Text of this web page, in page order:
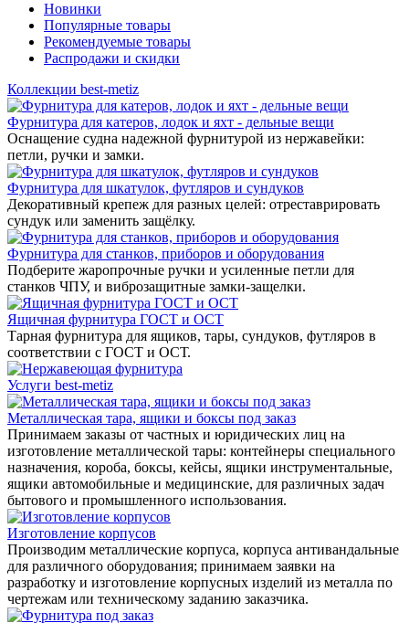
Новинки
Популярные товары
Рекомендуемые товары
Распродажи и скидки
Коллекции best-metiz
Фурнитура для катеров, лодок и яхт - дельные вещи
Оснащение судна надежной фурнитурой из нержавейки:
петли, ручки и замки.
Фурнитура для шкатулок, футляров и сундуков
Декоративный крепеж для разных целей: отреставрировать
сундук или заменить защёлку.
Фурнитура для станков, приборов и оборудования
Подберите жаропрочные ручки и усиленные петли для
станков ЧПУ, и виброзащитные замки-защелки.
Ящичная фурнитура ГОСТ и ОСТ
Тарная фурнитура для ящиков, тары, сундуков, футляров в
соответствии с ГОСТ и ОСТ.
Услуги best-metiz
Металлическая тара, ящики и боксы под заказ
Принимаем заказы от частных и юридических лиц на
изготовление металлической тары: контейнеры специального
назначения, короба, боксы, кейсы, ящики инструментальные,
ящики автомобильные и медицинские, для различных задач
бытового и промышленного использования.
Изготовление корпусов
Производим металлические корпуса, корпуса антивандальные
для различного оборудования; принимаем заявки на
разработку и изготовление корпусных изделий из металла по
чертежам или техническому заданию заказчика.